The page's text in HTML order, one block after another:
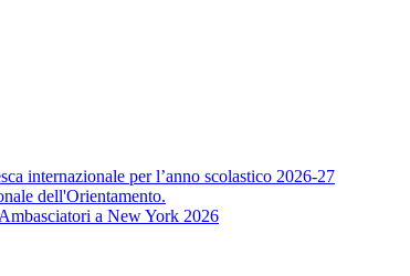
internazionale per l’anno scolastico 2026-27
dell'Orientamento.
a New York 2026